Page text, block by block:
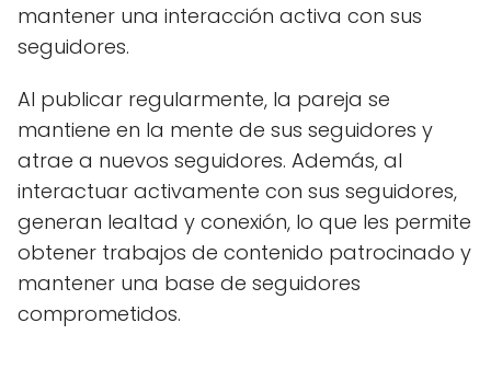
mantener una interacción activa con sus
seguidores.
Al publicar regularmente, la pareja se
mantiene en la mente de sus seguidores y
atrae a nuevos seguidores. Además, al
interactuar activamente con sus seguidores,
generan lealtad y conexión, lo que les permite
obtener trabajos de contenido patrocinado y
mantener una base de seguidores
comprometidos.